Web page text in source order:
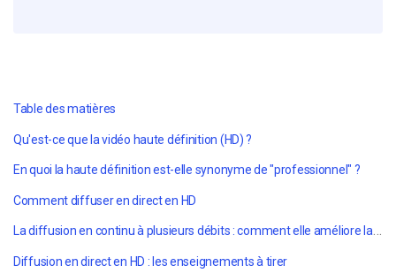
Table des matières
Qu'est-ce que la vidéo haute définition (HD) ?
En quoi la haute définition est-elle synonyme de "professionnel" ?
Comment diffuser en direct en HD
La diffusion en continu à plusieurs débits : comment elle améliore la qualité de la vidéo
Diffusion en direct en HD : les enseignements à tirer